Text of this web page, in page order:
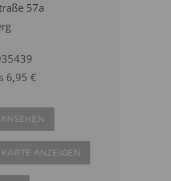
57a
6,95 €
ANZEIGEN